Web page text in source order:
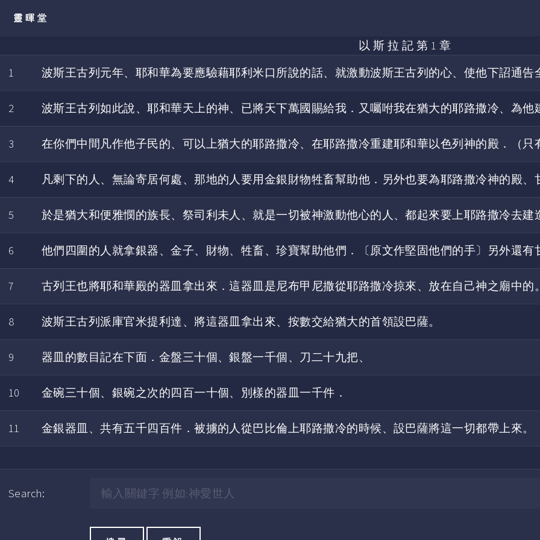
靈暉堂
以 斯 拉 記 第 1 章
1
波斯王古列元年、耶和華為要應驗藉耶利米口所說的話、就激動波斯王古列的心、使他下詔通告
2 波斯王古列如此說、耶和華天上的神、已將天下萬國賜給我．又囑咐我在猶大的耶路撒冷、為他
3 在你們中間凡作他子民的、可以上猶大的耶路撒冷、在耶路撒冷重建耶和華以色列神的殿．（
4 凡剩下的人、無論寄居何處、那地的人要用金銀財物牲畜幫助他．另外也要為耶路撒冷神的殿、
5 於是猶大和便雅憫的族長、祭司利未人、就是一切被神激動他心的人、都起來要上耶路撒冷去建
6 他們四圍的人就拿銀器、金子、財物、牲畜、珍寶幫助他們．〔原文作堅固他們的手〕另外還有
7 古列王也將耶和華殿的器皿拿出來．這器皿是尼布甲尼撒從耶路撒冷掠來、放在自己神之廟中的
8 波斯王古列派庫官米提利達、將這器皿拿出來、按數交給猶大的首領設巴薩。
9 器皿的數目記在下面．金盤三十個、銀盤一千個、刀二十九把、
10 金碗三十個、銀碗之次的四百一十個、別樣的器皿一千件．
11 金銀器皿、共有五千四百件．被擄的人從巴比倫上耶路撒冷的時候、設巴薩將這一切都帶上來。
Search: